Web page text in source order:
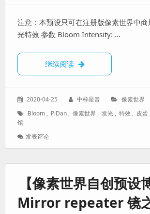
个
着
注意：本预设只可在注册版像素世界中
光特效 参数 Bloom Intensity: …
继续阅读 【像素世界自创预设
发
于：
2020-04-25
作
中梓星音
分
像素世界
标
Bloom , PiDan , 像素世界 , 发光 , 特效 , 皮蛋
馆
发表评论: 【像
界
创
预
设
博
【像素世界自创预设
Mirror repeater 镜